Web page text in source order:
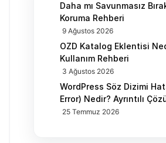
Daha mı Savunmasız
Koruma Rehberi
9 Ağustos 2026
OZD Katalog Eklentisi
Kullanım Rehberi
3 Ağustos 2026
WordPress Söz Dizimi
Error) Nedir? Ayrıntılı
25 Temmuz 2026